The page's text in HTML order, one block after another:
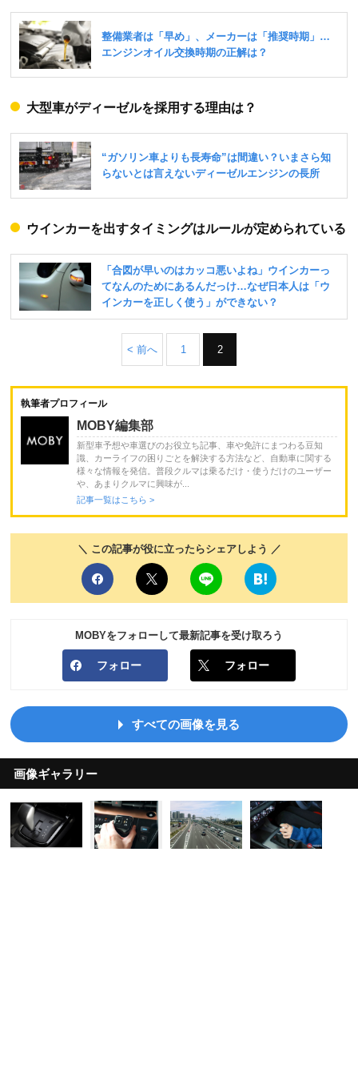
大型車がディーゼルを採用する理由は？
ウインカーを出すタイミングはルールが定められている
< 前へ 1 2
執筆者プロフィール
MOBY編集部
新型車予想や車選びのお役立ち記事、車や免許にまつわる豆知
識、カーライフの困りごとを解決する方法など、自動車に関する
様々な情報を発信。普段クルマは乗るだけ・使うだけのユーザー
や、あまりクルマに興味が...
記事一覧はこちら >
＼ この記事が役に立ったらシェアしよう ／
MOBYをフォローして最新記事を受け取ろう
フォロー フォロー
すべての画像を見る
画像ギャラリー